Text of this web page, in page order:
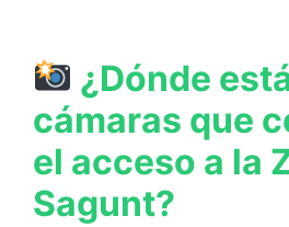
¿Dónde
cámaras que
el acceso a la
Sagunt?